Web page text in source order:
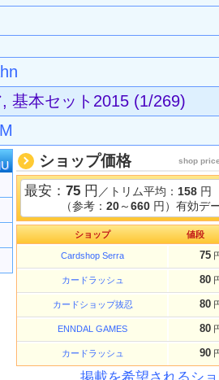
基本セット2015 (1/269)
ショップ価格 shop
最安： 75 円 ／トリム平均： 158 円
（参考： 20～660 円）有効デ
ショップ 値段
Cardshop Serra 75
カードラッシュ 80
カードショップ抜忍 80
ENNDAL GAMES 80
カードラッシュ 90